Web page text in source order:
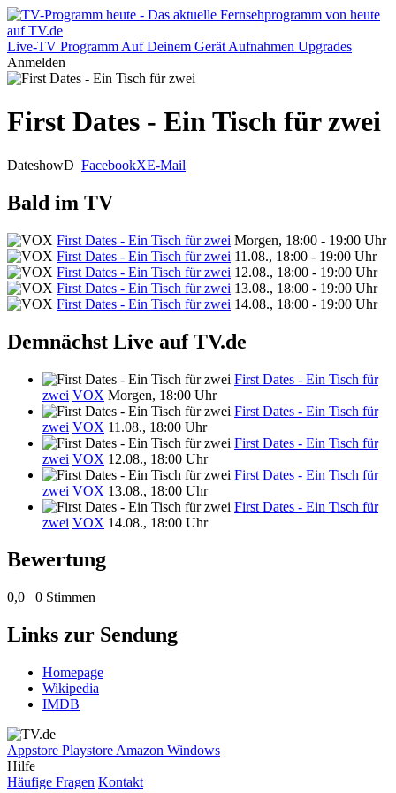
Live-TV Programm Auf Deinem Gerät Aufnahmen Upgrades
Anmelden
First Dates - Ein Tisch für zwei
DateshowD FacebookXE-Mail
Bald im TV
First Dates - Ein Tisch für zwei Morgen, 18:00 - 19:00 Uhr
First Dates - Ein Tisch für zwei 11.08., 18:00 - 19:00 Uhr
First Dates - Ein Tisch für zwei 12.08., 18:00 - 19:00 Uhr
First Dates - Ein Tisch für zwei 13.08., 18:00 - 19:00 Uhr
First Dates - Ein Tisch für zwei 14.08., 18:00 - 19:00 Uhr
Demnächst Live auf TV.de
First Dates - Ein Tisch für
zwei VOX Morgen, 18:00 Uhr
First Dates - Ein Tisch für
zwei VOX 11.08., 18:00 Uhr
First Dates - Ein Tisch für
zwei VOX 12.08., 18:00 Uhr
First Dates - Ein Tisch für
zwei VOX 13.08., 18:00 Uhr
First Dates - Ein Tisch für
zwei VOX 14.08., 18:00 Uhr
Bewertung
0,0 0 Stimmen
Links zur Sendung
Homepage
Wikipedia
IMDB
Appstore Playstore Amazon Windows
Hilfe
Häufige Fragen Kontakt